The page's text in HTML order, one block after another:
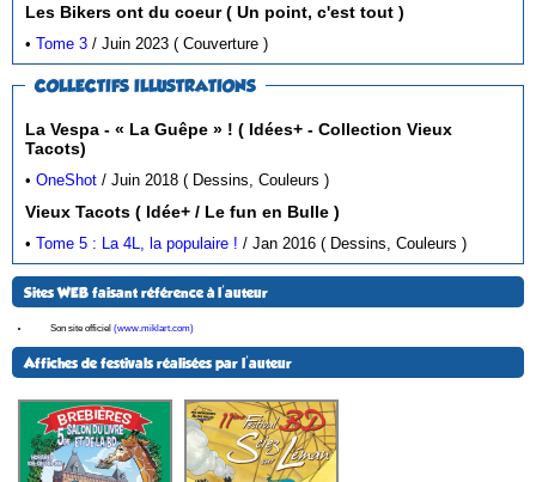
Les Bikers ont du coeur ( Un point, c'est tout )
•Tome 3 / Juin 2023 ( Couverture )
COLLECTIFS ILLUSTRATIONS
La Vespa - « La Guêpe » ! ( Idées+ - Collection Vieux
Tacots)
•OneShot / Juin 2018 ( Dessins, Couleurs )
Vieux Tacots ( Idée+ / Le fun en Bulle )
•Tome 5 : La 4L, la populaire ! / Jan 2016 ( Dessins, Couleurs )
Sites WEB faisant référence à l'auteur
Son site officiel (www.miklart.com)
Affiches de festivals réalisées par l'auteur